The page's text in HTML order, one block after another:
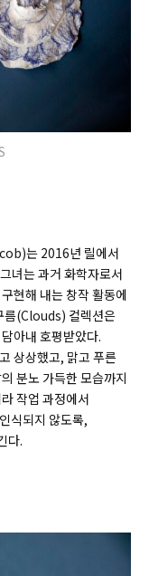
는 2016년 릴에서
녀는 과거 화학자로서
현해 내는 창작 활동에
름(Clouds) 컬렉션은
아내 호평받았다.
상상했고, 맑고 푸른
분노 가득한 모습까지
작업 과정에서
식되지 않도록,
다.